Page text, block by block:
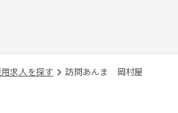
求人を探す 訪問あんま 岡村屋